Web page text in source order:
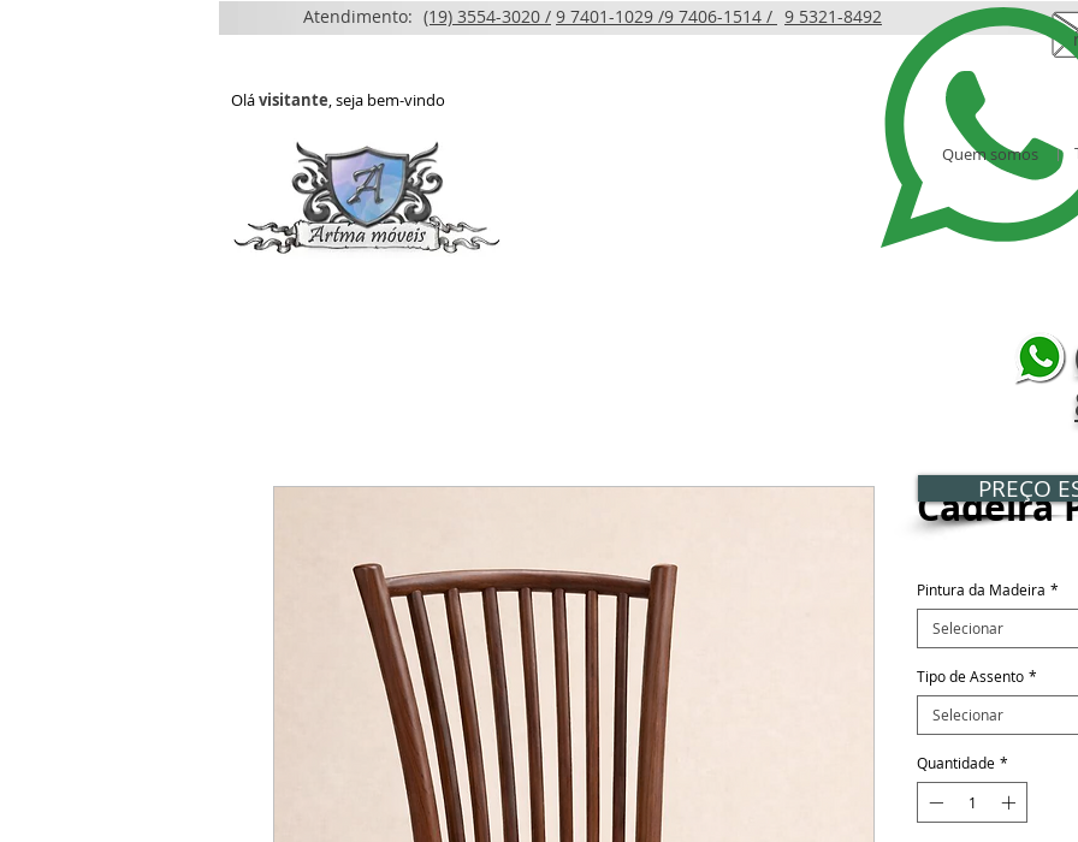
Atendimento: (19) 3554-3020 / 9 7401-1029 / 9 5321-8492
9 7406-1514 /
Olávisitante, seja bem-vindo
Quem somos
Cadeira
Pintura da Madeira *
Selecionar
Tipo de Assento *
Selecionar
Quantidade *
PREÇO